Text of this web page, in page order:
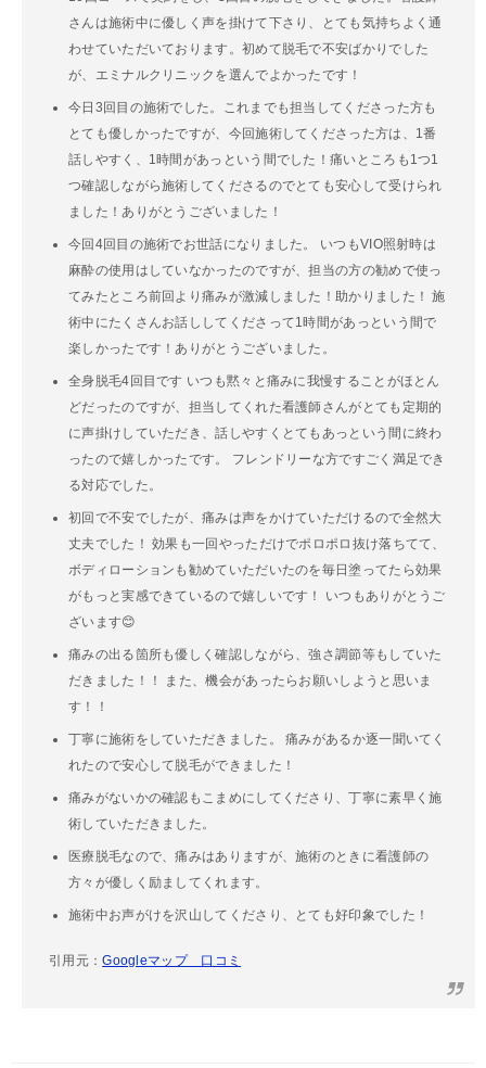
さんは施術中に優しく声を掛けて下さり、とても気持ちよく通
わせていただいております。初めて脱毛で不安ばかりでした
が、エミナルクリニックを選んでよかったです！
今日3回目の施術でした。これまでも担当してくださった方も
とても優しかったですが、今回施術してくださった方は、1番
話しやすく、1時間があっという間でした！痛いところも1つ1
つ確認しながら施術してくださるのでとても安心して受けられ
ました！ありがとうございました！
今回4回目の施術でお世話になりました。 いつもVIO照射時は
麻酔の使用はしていなかったのですが、担当の方の勧めで使っ
てみたところ前回より痛みが激減しました！助かりました！ 施
術中にたくさんお話ししてくださって1時間があっという間で
楽しかったです！ありがとうございました。
全身脱毛4回目です いつも黙々と痛みに我慢することがほとん
どだったのですが、担当してくれた看護師さんがとても定期的
に声掛けしていただき、話しやすくとてもあっという間に終わ
ったので嬉しかったです。 フレンドリーな方ですごく満足でき
る対応でした。
初回で不安でしたが、痛みは声をかけていただけるので全然大
丈夫でした！ 効果も一回やっただけでポロポロ抜け落ちてて、
ボディローションも勧めていただいたのを毎日塗ってたら効果
がもっと実感できているので嬉しいです！ いつもありがとうご
ざいます😊
痛みの出る箇所も優しく確認しながら、強さ調節等もしていた
だきました！！ また、機会があったらお願いしようと思いま
す！！
丁寧に施術をしていただきました。 痛みがあるか逐一聞いてく
れたので安心して脱毛ができました！
痛みがないかの確認もこまめにしてくださり、丁寧に素早く施
術していただきました。
医療脱毛なので、痛みはありますが、施術のときに看護師の
方々が優しく励ましてくれます。
施術中お声がけを沢山してくださり、とても好印象でした！
引用元：Googleマップ 口コミ